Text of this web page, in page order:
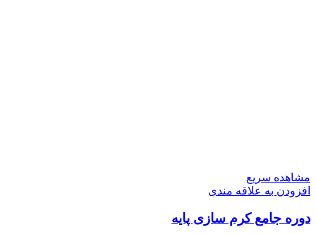
مشاهده سریع
افزودن به علاقه مندی
دوره جامع کرم‌ سازی پایه